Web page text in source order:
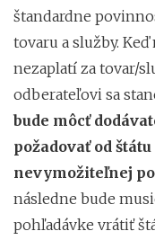
štandardne
tovaru a služby.
nezaplatí za tovar/
odberateľovi sa
bude môcť
požadovať od
nevymožiteľnej
následne bude
pohľadávke vrátiť